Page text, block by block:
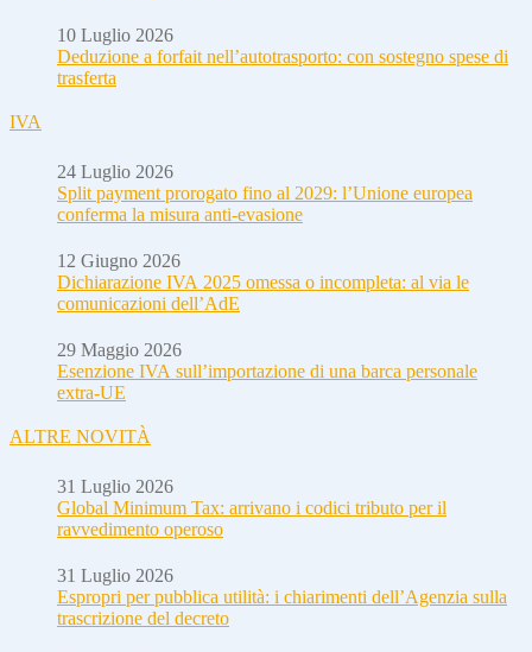
10 Luglio 2026
Deduzione a forfait nell’autotrasporto: con sostegno spese di
trasferta
IVA
24 Luglio 2026
Split payment prorogato fino al 2029: l’Unione europea
conferma la misura anti-evasione
12 Giugno 2026
Dichiarazione IVA 2025 omessa o incompleta: al via le
comunicazioni dell’AdE
29 Maggio 2026
Esenzione IVA sull’importazione di una barca personale
extra-UE
ALTRE NOVITÀ
31 Luglio 2026
Global Minimum Tax: arrivano i codici tributo per il
ravvedimento operoso
31 Luglio 2026
Espropri per pubblica utilità: i chiarimenti dell’Agenzia sulla
trascrizione del decreto